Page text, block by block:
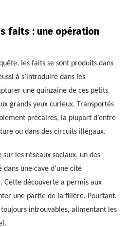
faits : une opération
les faits se sont produits dans
à s’introduire dans les
une quinzaine de ces petits
grands yeux curieux. Transportés
précaires, la plupart d’entre
ou dans des circuits illégaux.
les réseaux sociaux, un des
une cave d’une cité
Cette découverte a permis aux
une partie de la filière. Pourtant,
introuvables, alimentant les